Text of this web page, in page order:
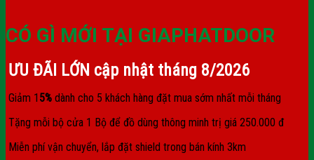
CÓ GÌ MỚI TẠI GIAPHATDOOR
ƯU ĐÃI LỚN cập nhật tháng 8/2026
Giảm 1 5% dành cho 5 khách hàng đặt mua sớm nhất mỗi tháng
Tặng mỗi bộ cửa 1 Bộ để đồ dùng thông minh trị giá 250.000 đ
Miễn phí vận chuyển, lắp đặt shield trong bán kính 3km